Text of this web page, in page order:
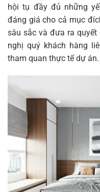
hội tụ đầy đủ những
đáng giá cho cả mục
sâu sắc và đưa ra
nghị quý khách hàng
tham quan thực tế dự án.